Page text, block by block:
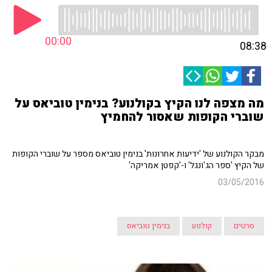
00:00 08:38
מה מצפה לנו הקיץ בקולנוע? בנימין טוביאס על
שוברי הקופות שאסור להחמיץ
מבקר הקולנוע של 'ידיעות אחרונות' בנימין טוביאס מספר על שוברי הקופות
של הקיץ 'ספר הג'ונגל' ו-'קפטן אמריקה'
03/05/2016
סרטים קולנוע בנימין טוביאס